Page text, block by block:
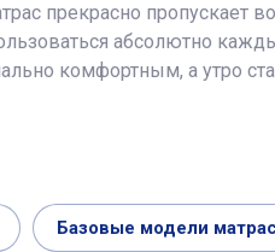
прекрасно пропускает
абсолютно
комфортным, а утро
Базовые модели